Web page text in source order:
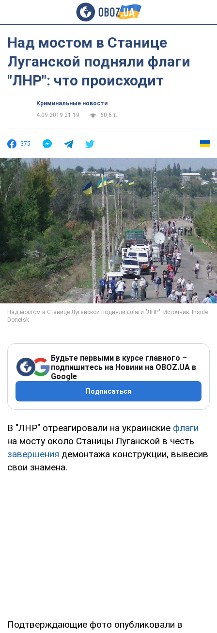
Над мостом в Станице
Луганской подняли флаги
"ЛНР": что происходит
Криминальные новости
4.09.2019 21:19
60,6 т.
375
Будьте первыми в курсе главного –
подпишитесь на Новини на OBOZ.UA в
Google
Подписаться
В "ЛНР" отреагировали на украинские флаги
на мосту около Станицы Луганской в честь
завершения демонтажа конструкции, вывесив
свои знамена.
Подтверждающие фото опубликовали в